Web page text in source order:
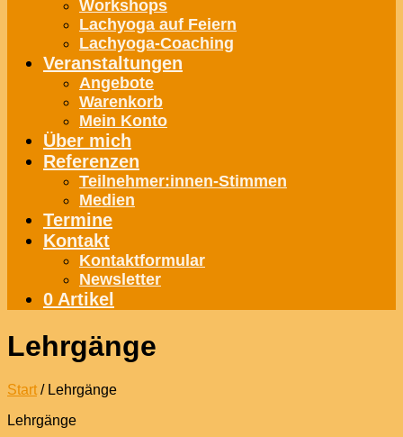
Workshops
Lachyoga auf Feiern
Lachyoga-Coaching
Veranstaltungen
Angebote
Warenkorb
Mein Konto
Über mich
Referenzen
Teilnehmer:innen-Stimmen
Medien
Termine
Kontakt
Kontaktformular
Newsletter
0 Artikel
Lehrgänge
Start / Lehrgänge
Lehrgänge